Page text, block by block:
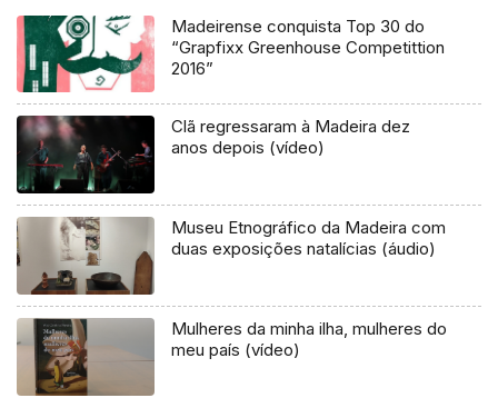
Madeirense conquista Top 30 do
“Grapfixx Greenhouse Competittion
2016”
Clã regressaram à Madeira dez
anos depois (vídeo)
Museu Etnográfico da Madeira com
duas exposições natalícias (áudio)
Mulheres da minha ilha, mulheres do
meu país (vídeo)